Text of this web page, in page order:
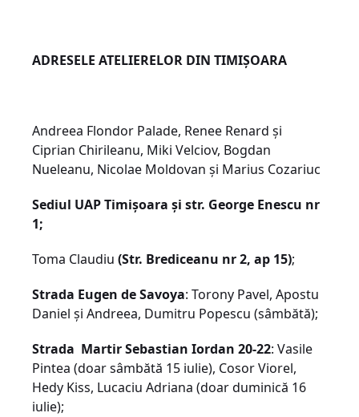
ADRESELE ATELIERELOR DIN TIMIȘOARA
Andreea Flondor Palade, Renee Renard și
Ciprian Chirileanu, Miki Velciov, Bogdan
Nueleanu, Nicolae Moldovan și Marius Cozariuc
Sediul UAP Timișoara și str. George Enescu nr
1;
Toma Claudiu (Str. Brediceanu nr 2, ap 15);
Strada Eugen de Savoya: Torony Pavel, Apostu
Daniel și Andreea, Dumitru Popescu (sâmbătă);
Strada Martir Sebastian Iordan 20-22: Vasile
Pintea (doar sâmbătă 15 iulie), Cosor Viorel,
Hedy Kiss, Lucaciu Adriana (doar duminică 16
iulie);